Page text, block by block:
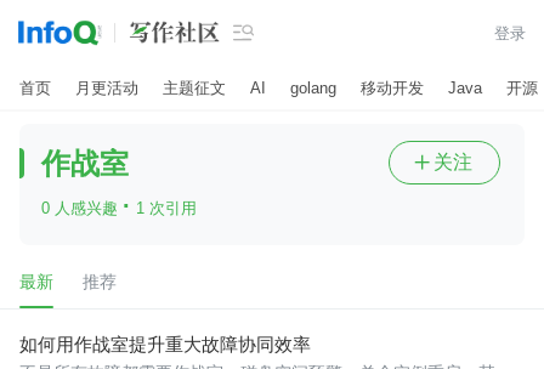
 登录
首页 月更活动 主题征文 AI golang 移动开发 Java 开源
作战室
0 人感兴趣 · 1 次引用
 关注
最新 推荐
如何用作战室提升重大故障协同效率